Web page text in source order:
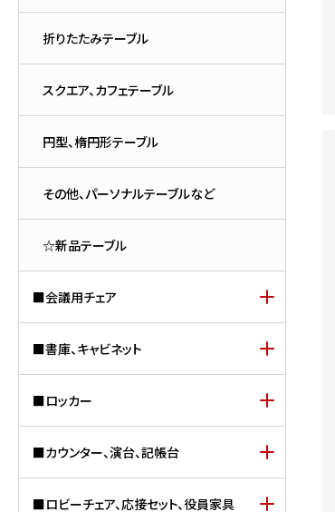
折りたたみテーブル
スクエア、カフェテーブル
円型、楕円形テーブル
その他、パーソナルテーブルなど
☆新品テーブル
■会議用チェア
■書庫、キャビネット
■ロッカー
■カウンター、演台、記帳台
■ロビーチェア、応接セット、役員家具